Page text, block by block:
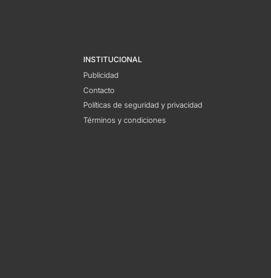
INSTITUCIONAL
Publicidad
Contacto
Políticas de seguridad y privacidad
Términos y condiciones